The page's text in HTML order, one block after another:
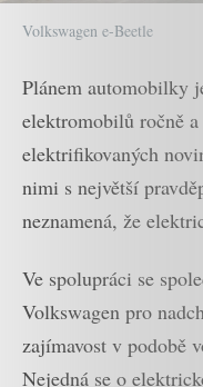
Volkswagen e-Beetle
Plánem automobilky
elektromobilů ročně
elektrifikovaných
nimi s největší
neznamená, že
Ve spolupráci se
Volkswagen pro
zajímavost v podobě
Nejedná se o